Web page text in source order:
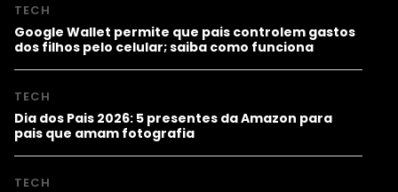
TECH
Google Wallet permite que pais controlem gastos
dos filhos pelo celular; saiba como funciona
TECH
Dia dos Pais 2026: 5 presentes da Amazon para
pais que amam fotografia
TECH